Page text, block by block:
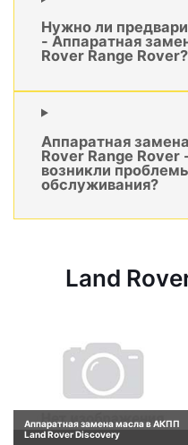
Нужно ли
- Аппаратная
Rover Range Rover?
Аппаратная
Rover Range Rover
возникли
обслуживания?
Land
Аппаратная замена масла в АКПП
Land Rover Discovery